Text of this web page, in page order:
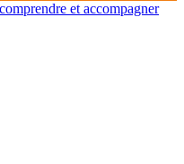
et accompagner